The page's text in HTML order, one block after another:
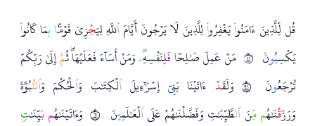
قُل لِّلَّذِينَ ءَامَنُواْ يَغۡفِرُواْ لِلَّذِينَ لَا يَرۡجُونَ أَيَّامَٱللَّهِ لِيَجۡزِيَ قَوۡمَۢا بِمَا كَانُوا
يَكۡسِبُونَ ١٤ مَنۡ عَمِلَ صَلِحٗا فَلِنَفۡسِهِۦۖ وَمَنۡ أَسَآءَ فَعَلَيۡهَاۖ ثُمَّإِلَىٰ رَبِّكُمۡ
تُرۡجَعُونَ ١٥ وَلَقَد ۡ ءَاتَيۡنَا بَنِيٓ إِسۡرَءِيلَٱلۡكِتَبَ وَٱلۡحُكۡمَ وَٱلنُّبُوَّةَ
وَرَزَقۡنَهُم مِّنَٱلطَّيِّبَتِ وَفَضَّلۡنَهُمۡ عَلَىٱلۡعَلَمِينَ ١٦ وَءَاتَيۡنَهُم بَيِّنَتٖ